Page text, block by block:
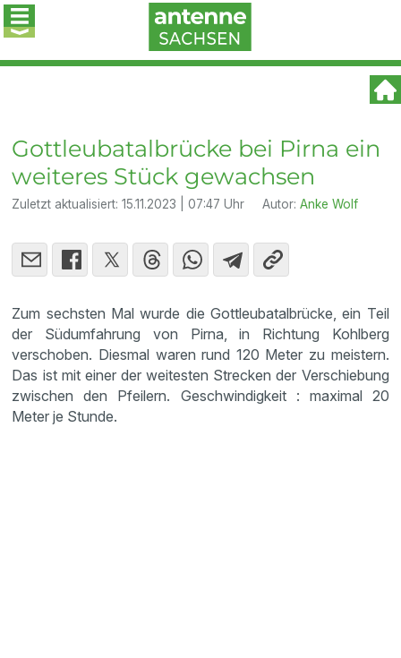
Gottleubatalbrücke bei Pirna ein
weiteres Stück gewachsen
Zuletzt aktualisiert:15.11.2023 | 07:47 Uhr Autor:Anke Wolf
Zum sechsten Mal wurde die Gottleubatalbrücke, ein Teil
der Südumfahrung von Pirna, in Richtung Kohlberg
verschoben. Diesmal waren rund 120 Meter zu meistern.
Das ist mit einer der weitesten Strecken der Verschiebung
zwischen den Pfeilern. Geschwindigkeit : maximal 20
Meter je Stunde.